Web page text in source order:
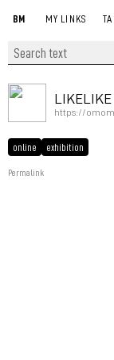
BM MY LINKS
https://
online exhibition
Permalink